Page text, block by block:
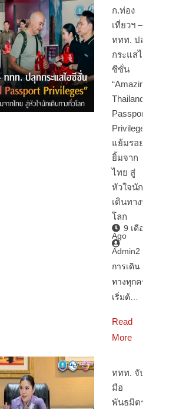
ก.ท่อง
เที่ยวฯ –
ททท. ปลุก
กระแสไฮ
ซีซั่น
“Amazing
Thailand
Passport
Privileges”
แย้มรอย
ยิ้มจาก
ไทย สู่
หัวใจนัก
เดินทางทั่ว
โลก
9 เดือน
Ago
Admin2
การเดิน
ทางทุกครั้ง
เริ่มต้…
Read
More
ททท. จับ
มือ
พันธมิตร